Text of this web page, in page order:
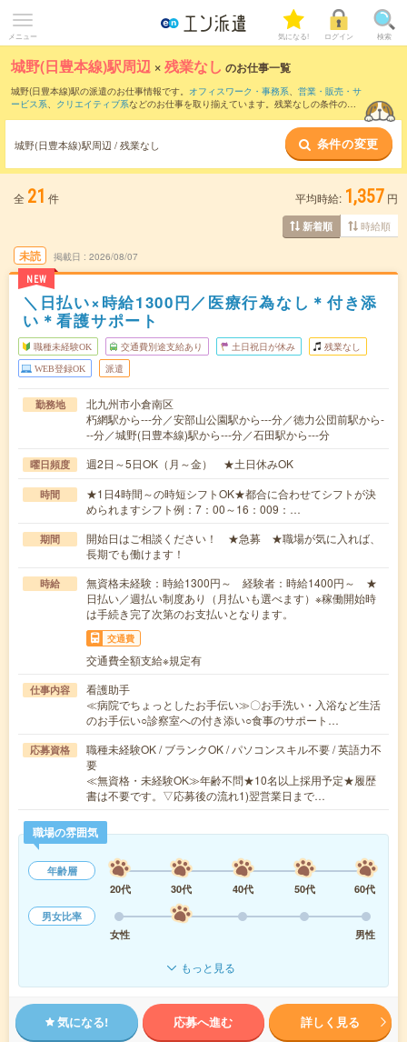
メニュー 気になる! ログイン 検索
城野(日豊本線)駅周辺 ×残業なし のお仕事一覧
城野(日豊本線)駅の派遣のお仕事情報です。 オフィスワーク・事務系、 営業・販売・サ
ービス系、 クリエイティブ系などのお仕事を取り揃えています。残業なしの条件の他
城野(日豊本線)駅周辺 / 残業なし 条件の変更
全 21 件 平均時給: 1,357 円
新着順 時給順
未読
NEW
掲載日 2026/08/07
＼日払い×時給1300円／医療行為なし＊付き添
い＊看護サポート
職種未経験OK 交通費別途支給あり 土日祝日が休み 残業なし
WEB登録OK 派遣
勤務地
北九州市小倉南区
朽網駅から---分／安部山公園駅から---分／徳力公団前駅から-
--分／城野(日豊本線)駅から---分／石田駅から---分
曜日頻度 週2日～5日OK（月～金） ★土日休みOK
時間
★1日4時間～の時短シフトOK★都合に合わせてシフトが決
められますシフト例：7：00～16：009：…
期間
開始日はご相談ください！ ★急募 ★職場が気に入れば、
長期でも働けます！
時給
無資格未経験：時給1300円～ 経験者：時給1400円～ ★
日払い／週払い制度あり（月払いも選べます）※稼働開始時
は手続き完了次第のお支払いとなります。
交通費
交通費全額支給※規定有
仕事内容
看護助手
≪病院でちょっとしたお手伝い≫〇お手洗い・入浴など生活
のお手伝い○診察室への付き添い○食事のサポート…
応募資格
職種未経験OK / ブランクOK / パソコンスキル不要 / 英語力不
要
≪無資格・未経験OK≫年齢不問★10名以上採用予定★履歴
書は不要です。▽応募後の流れ1)翌営業日まで…
職場の雰囲気
年齢層
20代
30代 40代 50代
60代
男女比率
女性
男性
もっと見る
気になる! 応募へ進む 詳しく見る